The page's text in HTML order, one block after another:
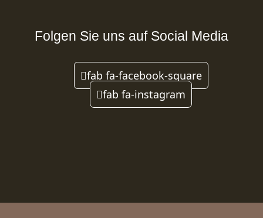
Folgen Sie uns auf Social Media
fab fa-facebook-square
fab fa-instagram